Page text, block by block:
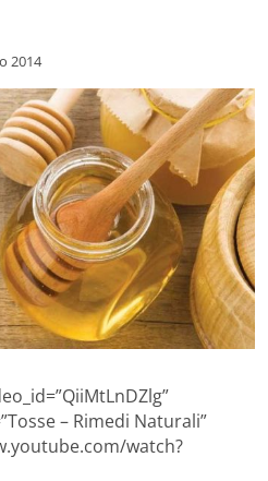
2014
– Rimedi Naturali”
watch?